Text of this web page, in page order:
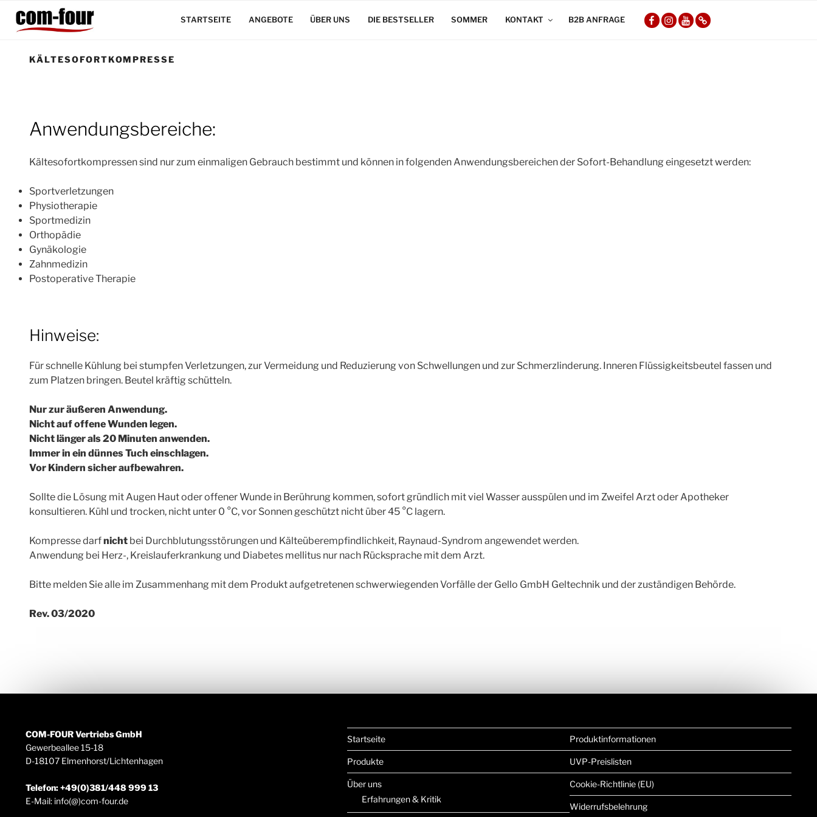
Inhalt
springen
STARTSEITE ANGEBOTE ÜBER UNS DIE BESTSELLER SOMMER KONTAKT B2B ANFRAGE
COM-COM-COM-COM-
KÄLTESOFORTKOMPRESSE
Anwendungsbereiche:
Kältesofortkompressen sind nur zum einmaligen Gebrauch bestimmt und können in folgenden Anwendungsbereichen der Sofort-Behandlung eingesetzt werden:
Sportverletzungen
Physiotherapie
Sportmedizin
Orthopädie
Gynäkologie
Zahnmedizin
Postoperative Therapie
Hinweise:
Für schnelle Kühlung bei stumpfen Verletzungen, zur Vermeidung und Reduzierung von Schwellungen und zur Schmerzlinderung. Inneren Flüssigkeitsbeutel fassen und
zum Platzen bringen. Beutel kräftig schütteln.
Nur zur äußeren Anwendung.
Nicht auf offene Wunden legen.
Nicht länger als 20 Minuten anwenden.
Immer in ein dünnes Tuch einschlagen.
Vor Kindern sicher aufbewahren.
Sollte die Lösung mit Augen Haut oder offener Wunde in Berührung kommen, sofort gründlich mit viel Wasser ausspülen und im Zweifel Arzt oder Apotheker
konsultieren. Kühl und trocken, nicht unter 0 °C, vor Sonnen geschützt nicht über 45 °C lagern.
Kompresse darfnicht bei Durchblutungsstörungen und Kälteüberempfindlichkeit, Raynaud-Syndrom angewendet werden.
Anwendung bei Herz-, Kreislauferkrankung und Diabetes mellitus nur nach Rücksprache mit dem Arzt.
Bitte melden Sie alle im Zusammenhang mit dem Produkt aufgetretenen schwerwiegenden Vorfälle der Gello GmbH Geltechnik und der zuständigen Behörde.
Rev. 03/2020
COM-FOUR Vertriebs GmbH
Gewerbeallee 15-18
D-18107 Elmenhorst/Lichtenhagen
Telefon: +49(0)381/448 999 13
E-Mail: info(@)com-four.de
Startseite
Produkte
Über uns
Erfahrungen & Kritik
Produktinformationen
UVP-Preislisten
Cookie-Richtlinie (EU)
Widerrufsbelehrung